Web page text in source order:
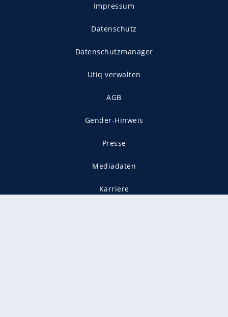
Impressum
Datenschutz
Datenschutzmanager
Utiq verwalten
AGB
Gender-Hinweis
Presse
Mediadaten
Karriere